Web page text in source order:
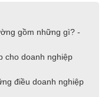
gồm những gì? -
cho doanh nghiệp
điều doanh nghiệp